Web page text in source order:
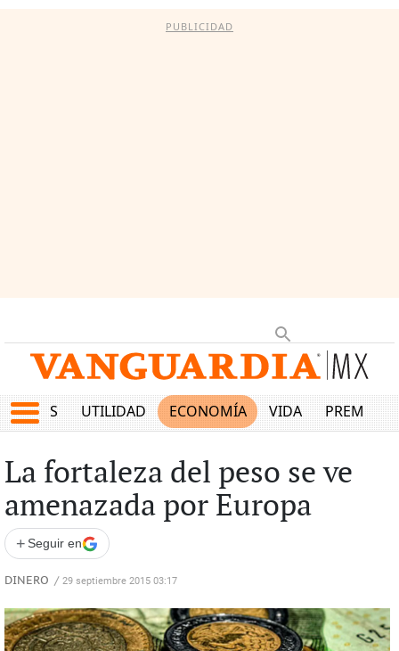
PUBLICIDAD
UTILIDAD ECONOMÍA VIDA PREMIUM
La fortaleza del peso se ve
amenazada por Europa
+ Seguir en
DINERO / 29 septiembre 2015 03:17